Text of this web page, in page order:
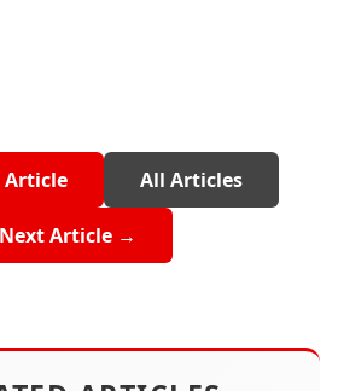
Article All Articles
Next Article →